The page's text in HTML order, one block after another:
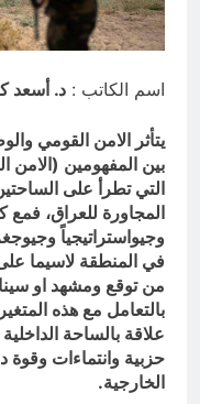
الملائكة
اسم الكاتب : د. أسعد
يتأثر الامن القومي
بين المفهومين (الامن
التي تطرأ على
المجاورة للعراق، فمع
وجيواستراتيجياً
في المنطقة لاسيما على
من توقع ومشهد او
بالتعامل مع هذه
علاقة بالساحة
حزبية وانتماءات وقوة
الخارجية.